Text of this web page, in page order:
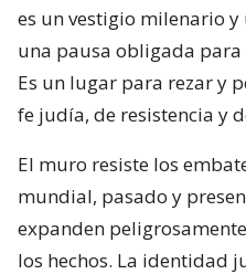
es un vestigio milenario
una pausa obligada
Es un lugar para rezar y
fe judía, de resistencia y
El muro resiste los
mundial, pasado y
expanden
los hechos. La identidad